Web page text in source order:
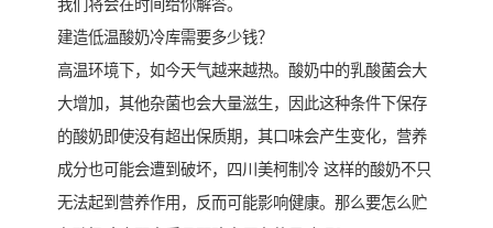
我们将会在时间给你解答。
建造低温酸奶冷库需要多少钱？
高温环境下，如今天气越来越热。酸奶中的乳酸菌会大
大增加，其他杂菌也会大量滋生，因此这种条件下保存
的酸奶即使没有超出保质期，其口味会产生变化，营养
成分也可能会遭到破坏，四川美柯制冷 这样的酸奶不只
无法起到营养作用，反而可能影响健康。那么要怎么贮